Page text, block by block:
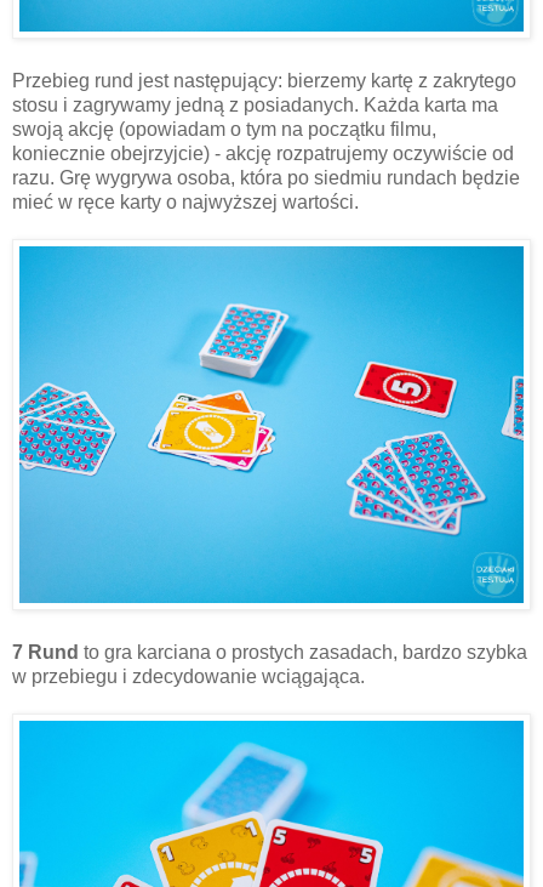
Przebieg rund jest następujący: bierzemy kartę z zakrytego
stosu i zagrywamy jedną z posiadanych. Każda karta ma
swoją akcję (opowiadam o tym na początku filmu,
koniecznie obejrzyjcie) - akcję rozpatrujemy oczywiście od
razu. Grę wygrywa osoba, która po siedmiu rundach będzie
mieć w ręce karty o najwyższej wartości.
7 Rund to gra karciana o prostych zasadach, bardzo szybka
w przebiegu i zdecydowanie wciągająca.